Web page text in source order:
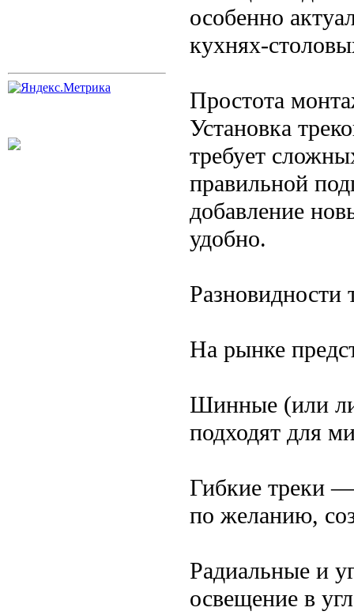
особенно
кухнях-
Простота
Установка
требует
правильной
добавление
удобно.
Разновидности
На рынке
Шинные (или
подходят для
Гибкие треки —
по желанию,
Радиальные и
освещение в